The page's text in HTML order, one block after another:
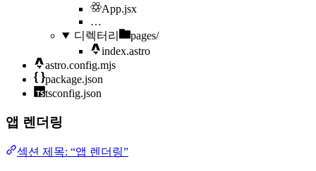
App.jsx
…
디렉터리
pages/
index.astro
astro.config.mjs
package.json
tsconfig.json
앱 렌더링
섹션 제목: “앱 렌더링”